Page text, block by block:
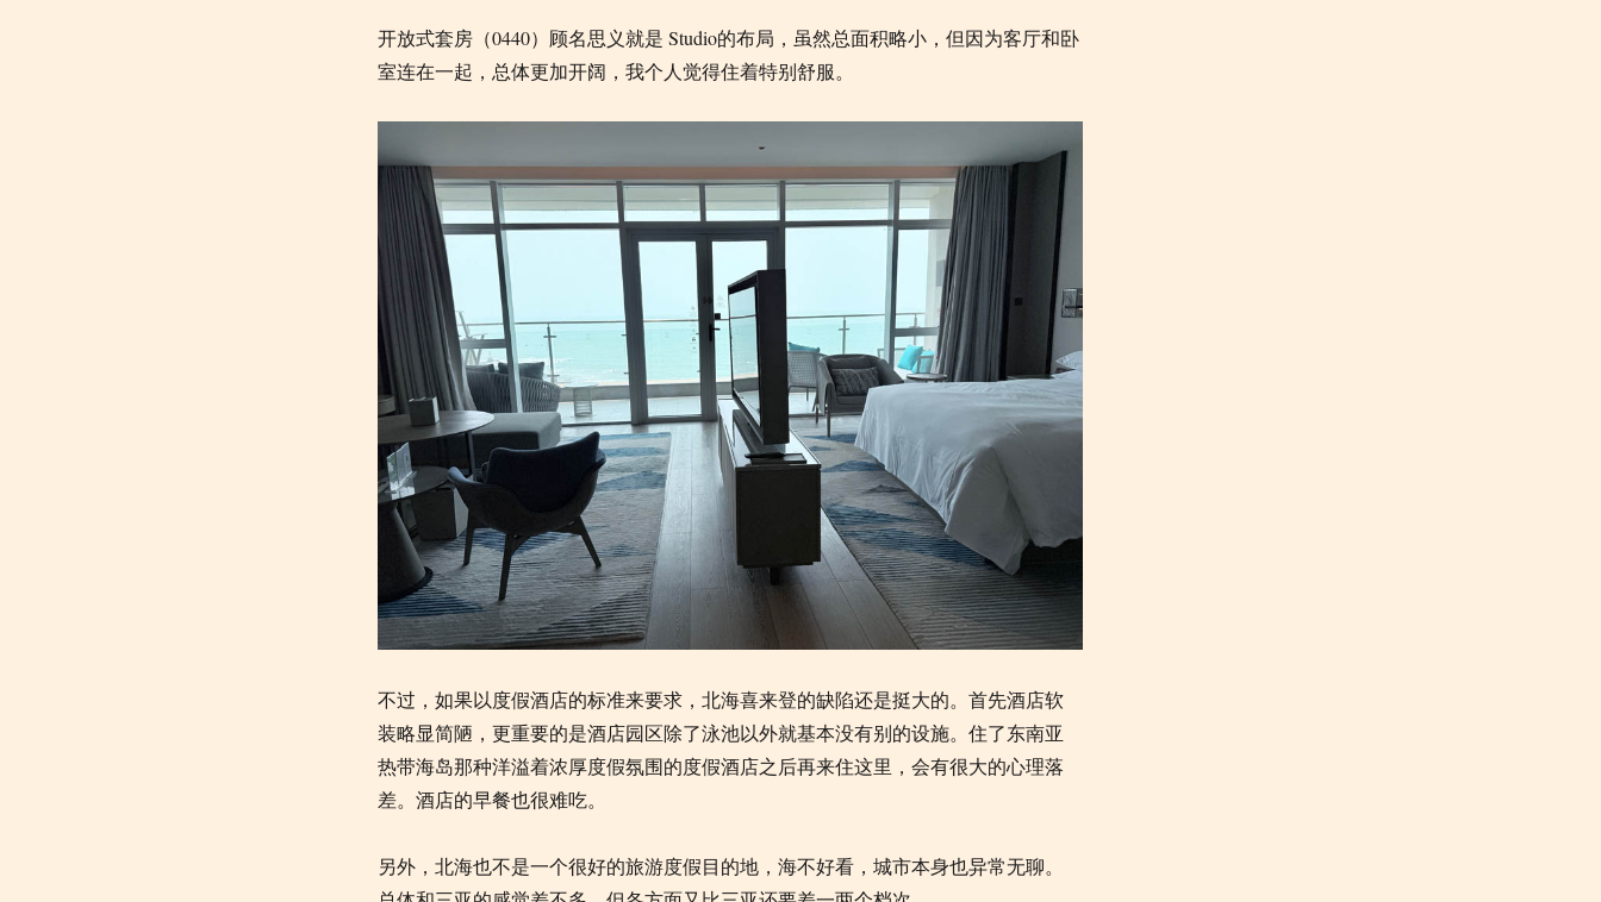
开放式套房（0440）顾名思义就是 Studio的布局，虽然总面积略小，但因为客厅和卧
室连在一起，总体更加开阔，我个人觉得住着特别舒服。
不过，如果以度假酒店的标准来要求，北海喜来登的缺陷还是挺大的。首先酒店软
装略显简陋，更重要的是酒店园区除了泳池以外就基本没有别的设施。住了东南亚
热带海岛那种洋溢着浓厚度假氛围的度假酒店之后再来住这里，会有很大的心理落
差。酒店的早餐也很难吃。
另外，北海也不是一个很好的旅游度假目的地，海不好看，城市本身也异常无聊。